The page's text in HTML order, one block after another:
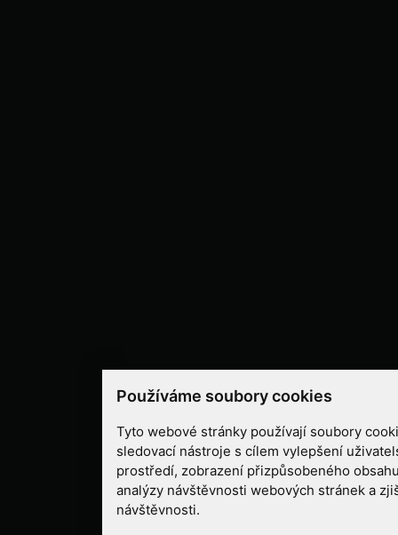
Používáme soubory cookies
Tyto webové stránky používají soubory
sledovací nástroje s cílem vylepšení
prostředí, zobrazení přizpůsobeného
analýzy návštěvnosti webových stránek a
návštěvnosti.